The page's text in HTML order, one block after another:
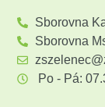
Sborovna
Sborovna
Po - Pá: